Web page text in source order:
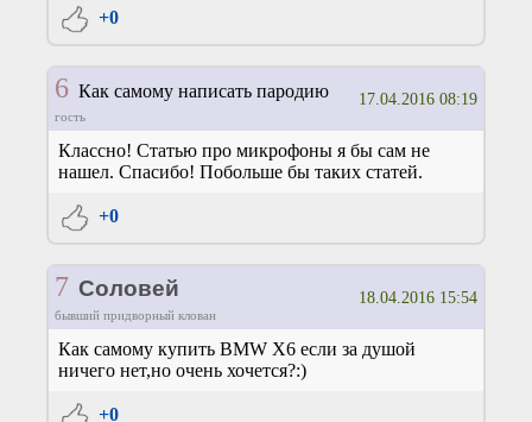
+0
6Как самому написать пародию
гость
17.04.2016 08:19
Классно! Статью про микрофоны я бы сам не
нашел. Спасибо! Побольше бы таких статей.
+0
7 Соловей
бывший придворный клован
18.04.2016 15:54
Как самому купить BMW X6 если за душой
ничего нет,но очень хочется?:)
+0